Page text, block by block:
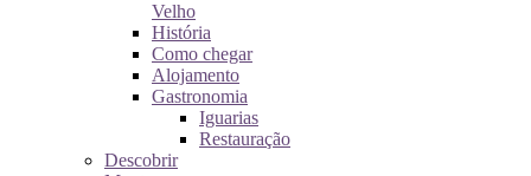
Velho
História
Como chegar
Alojamento
Gastronomia
Iguarias
Restauração
Descobrir